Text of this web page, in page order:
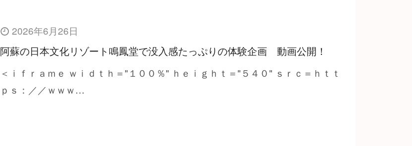
2026年6月26日
阿蘇の日本文化リゾート鳴鳳堂で没入感たっぷりの体験企画 動画公開！
＜ｉｆｒａｍｅ ｗｉｄｔｈ＝"１００％" ｈｅｉｇｈｔ＝"５４０" ｓｒｃ＝ｈｔｔ
ｐｓ：／／ｗｗｗ…